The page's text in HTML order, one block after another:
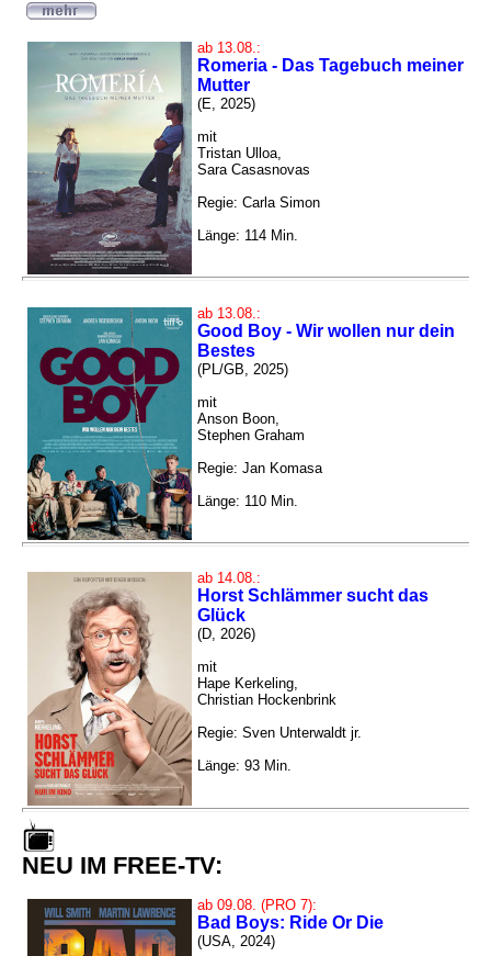
ab 13.08.:
Romeria - Das Tagebuch meiner
Mutter
(E, 2025)
mit
Tristan Ulloa,
Sara Casasnovas
Regie: Carla Simon
Länge: 114 Min.
ab 13.08.:
Good Boy - Wir wollen nur dein
Bestes
(PL/GB, 2025)
mit
Anson Boon,
Stephen Graham
Regie: Jan Komasa
Länge: 110 Min.
ab 14.08.:
Horst Schlämmer sucht das
Glück
(D, 2026)
mit
Hape Kerkeling,
Christian Hockenbrink
Regie: Sven Unterwaldt jr.
Länge: 93 Min.
NEU IM FREE-TV:
ab 09.08. (PRO 7):
Bad Boys: Ride Or Die
(USA, 2024)